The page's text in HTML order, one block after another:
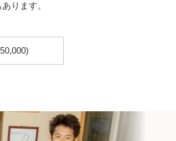
ります。